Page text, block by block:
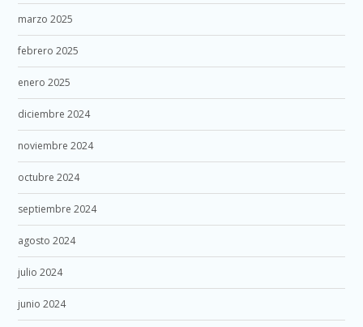
marzo 2025
febrero 2025
enero 2025
diciembre 2024
noviembre 2024
octubre 2024
septiembre 2024
agosto 2024
julio 2024
junio 2024